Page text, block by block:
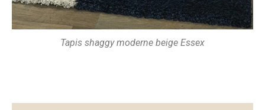
Tapis shaggy moderne beige Essex